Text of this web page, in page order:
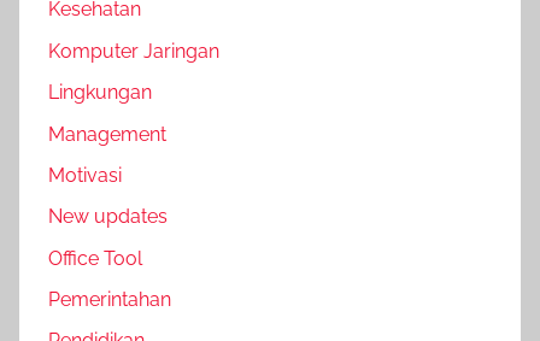
Kesehatan
Komputer Jaringan
Lingkungan
Management
Motivasi
New updates
Office Tool
Pemerintahan